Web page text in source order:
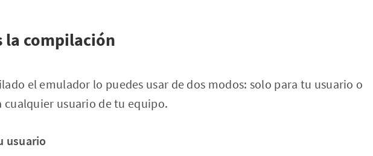
la compilación
el emulador lo puedes usar de dos modos: solo para tu usuario o
usuario de tu equipo.
usuario